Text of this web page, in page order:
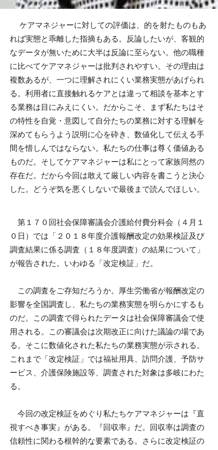
ケアマネジャーに対しての評価は、的を射たものもあ
れば実態と乖離した指摘もある。反論したいが、客観的
なデータが無いために大半は反論に至らない。他の職種
に比べてケアマネジャーは批判されやすい。その理由は
複数あるが、一つに理解されにくい業務実態があげられ
る。利用者に直接触れるケアとは違って相談を基本とす
る業務は目にみえにくい。だからこそ、まず私たちはそ
の特性を自覚・意図して自分たちの業務に対する理解を
深めてもらうよう説明に心を砕き、数値化して伝える手
間を惜しんではならない。私たちの仕事は尊く価値ある
ものだ。そしてケアマネジャーは私にとって家族同然の
存在だ。だから今回は敢えて厳しい内容を書こうと決心
した。どうぞ気を悪くしないで最後まで読んでほしい。
第１７０回社会保障審議会介護給付費分科会（４月１
０日）では「２０１８年度介護報酬改定の効果検証及び
調査結果に係る調査（１８年度調査）の結果について」
が報告された。いわゆる「改定検証」だ。
この調査をご存知だろうか。厚生労働省が報酬改定の
影響を全国調査し、私たちの業務実態を明らかにするも
のだ。この調査で得られたデータは社会保障審議会で使
用される。この審議会は次期改正に向けた議論の場であ
る。そこに数値化された私たちの業務実態が示される。
これまで「改定検証」では福祉用具、訪問介護、予防サ
ービス、介護保険施設等、調査された対象は多岐にわた
る。
今回の改定検証をめぐり私たちケアマネジャーは『直
視すべき事実』がある。『回収率』だ。回収率は調査の
信頼性に関わる根幹的な要素である。さらに改定検証の